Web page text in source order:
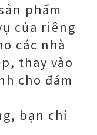
phẩm
của riêng
các nhà
thay vào
cho đám
bạn chỉ